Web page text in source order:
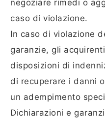
negoziare rimedi o
caso di violazione.
In caso di violazione
garanzie, gli
disposizioni di
di recuperare i danni
un adempimento
Dichiarazioni e